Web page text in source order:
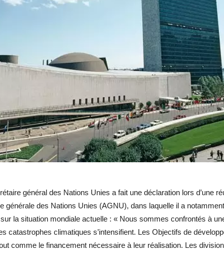
général des Nations Unies a fait une déclaration lors d’une
générale des Nations Unies (AGNU), dans laquelle il a
la situation mondiale actuelle : « Nous sommes confrontés à
catastrophes climatiques s’intensifient. Les Objectifs de
comme le financement nécessaire à leur réalisation. Les